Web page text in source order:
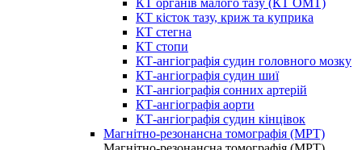
КТ органів малого тазу (КТ ОМТ)
КТ кісток тазу, криж та куприка
КТ стегна
КТ стопи
КТ-ангіографія судин головного мозку
КТ-ангіографія судин шиї
КТ-ангіографія сонних артерій
КТ-ангіографія аорти
КТ-ангіографія судин кінцівок
Магнітно-резонансна томографія (МРТ)